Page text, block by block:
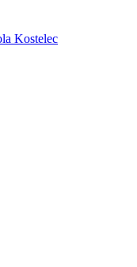
Kostelec